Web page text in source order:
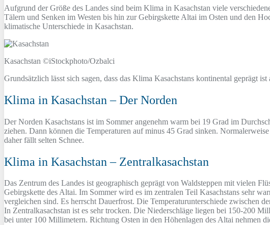
Aufgrund der Größe des Landes sind beim Klima in Kasachstan viele
Tälern und Senken im Westen bis hin zur Gebirgskette Altai im Osten und den
klimatische Unterschiede in Kasachstan.
Kasachstan ©iStockphoto/Ozbalci
Grundsätzlich lässt sich sagen, dass das Klima Kasachstans kontinental geprägt
Klima in Kasachstan – Der Norden
Der Norden Kasachstans ist im Sommer angenehm warm bei 19 Grad im
ziehen. Dann können die Temperaturen auf minus 45 Grad sinken.
daher fällt selten Schnee.
Klima in Kasachstan – Zentralkasachstan
Das Zentrum des Landes ist geographisch geprägt von Waldsteppen mit vielen
Gebirgskette des Altai. Im Sommer wird es im zentralen Teil Kasachstans sehr
vergleichen sind. Es herrscht Dauerfrost. Die Temperaturunterschiede zwischen
In Zentralkasachstan ist es sehr trocken. Die Niederschläge liegen bei 150-200
bei unter 100 Millimetern. Richtung Osten in den Höhenlagen des Altai nehmen